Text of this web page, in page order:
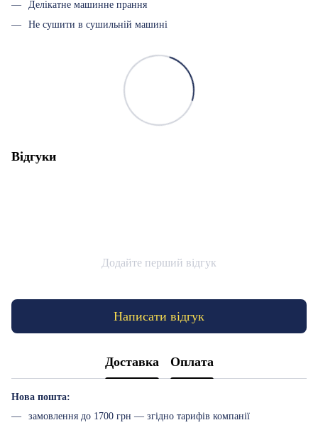
Делікатне машинне прання
Не сушити в сушильній машині
Відгуки
Додайте перший відгук
Написати відгук
Доставка Оплата
Нова пошта:
замовлення до 1700 грн — згідно тарифів компанії